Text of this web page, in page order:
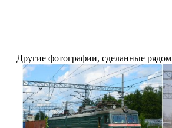
Другие фотографии, сделанные рядом